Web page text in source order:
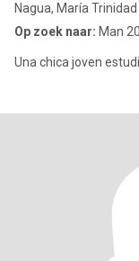
Nagua, María
Op zoek naar: Man
Una chica joven